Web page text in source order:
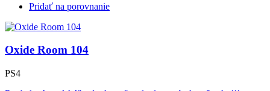
Pridať na porovnanie
Oxide Room 104
PS4